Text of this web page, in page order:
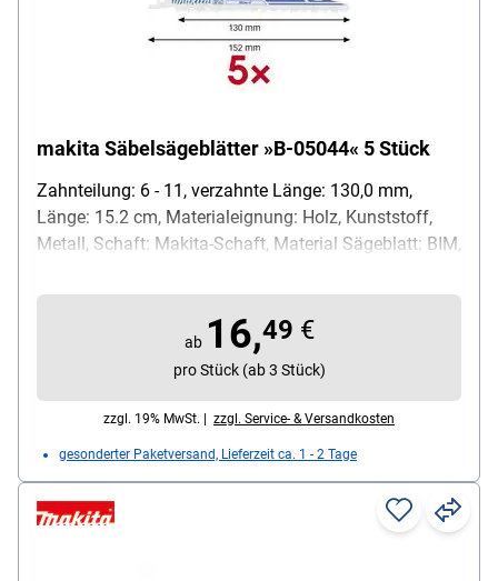
makita Säbelsägeblätter »B-05044« 5 Stück
Zahnteilung: 6 - 11, verzahnte Länge: 130,0 mm,
Länge: 15.2 cm, Materialeignung: Holz, Kunststoff,
Metall, Schaft: Makita-Schaft, Material Sägeblatt: BIM,
Weichstahl: 5 - 8 mm; Max. Schnittleistung Holz 90°:
77 mm, Inhalt pro Pack: 5 Stück
ab 16,49 €
pro Stück (ab 3 Stück)
zzgl. 19% MwSt. | zzgl. Service- & Versandkosten
gesonderter Paketversand, Lieferzeit ca. 1 - 2 Tage